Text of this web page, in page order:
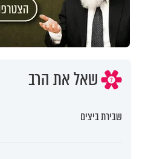
שאל את הרב
שבירת ביצים